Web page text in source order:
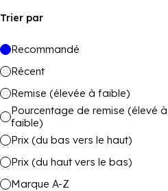
Trier par
Recommandé
Récent
Remise (élevée à faible)
Pourcentage de remise (élevé à
faible)
Prix (du bas vers le haut)
Prix (du haut vers le bas)
Marque A-Z